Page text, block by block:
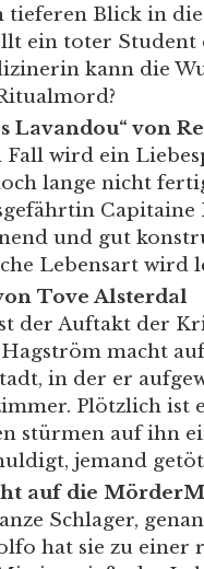
tieferen Blick in
ein toter Student
kann die
Lavandou“ von
wird ein
lange nicht
und gut
Lebensart wird
Tove Alsterdal
der Auftakt der
macht
in der er
Plötzlich ist
stürmen auf ihn
jemand
auf die
Schlager,
hat sie zu einer